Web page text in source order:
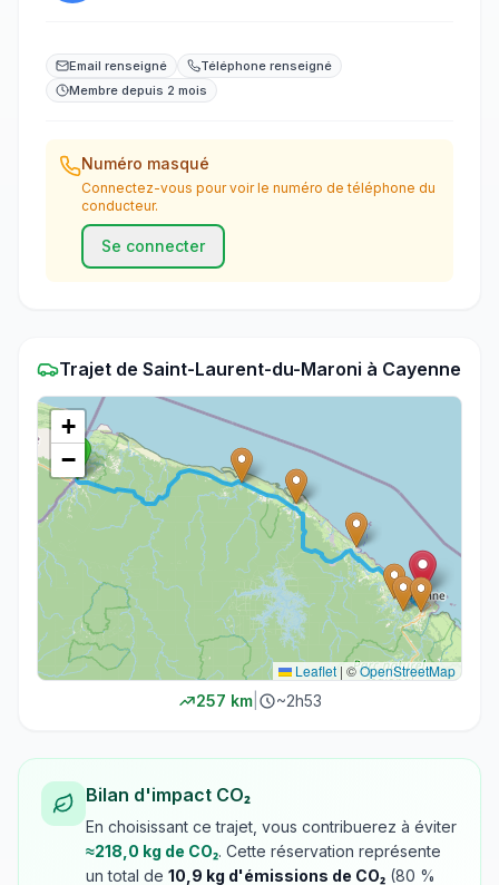
Email renseigné
Téléphone renseigné
Membre depuis 2 mois
Numéro masqué
Connectez-vous pour voir le numéro de téléphone du
conducteur.
Se connecter
Trajet de Saint-Laurent-du-Maroni à Cayenne
+
−
Leaflet | ©OpenStreetMap
257 km| ~2h53
Bilan d'impact CO₂
En choisissant ce trajet, vous contribuerez à éviter
≈218,0 kg de CO₂. Cette réservation représente
un total de 10,9 kg d'émissions de CO₂ (80 %